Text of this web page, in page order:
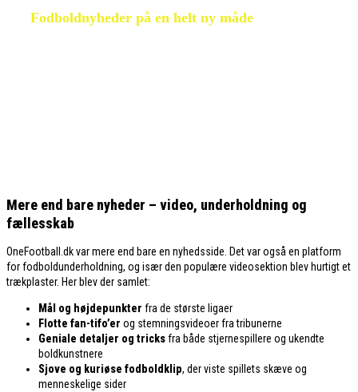
Fodboldnyheder på en helt ny måde
Mere end bare nyheder – video, underholdning og
fællesskab
OneFootball.dk var mere end bare en nyhedsside. Det var også en platform
for fodboldunderholdning, og især den populære videosektion blev hurtigt et
trækplaster. Her blev der samlet:
Mål og højdepunkter fra de største ligaer
Flotte fan-tifo’er og stemningsvideoer fra tribunerne
Geniale detaljer og tricksfra både stjernespillere og ukendte
boldkunstnere
Sjove og kuriøse fodboldklip, der viste spillets skæve og
menneskelige sider